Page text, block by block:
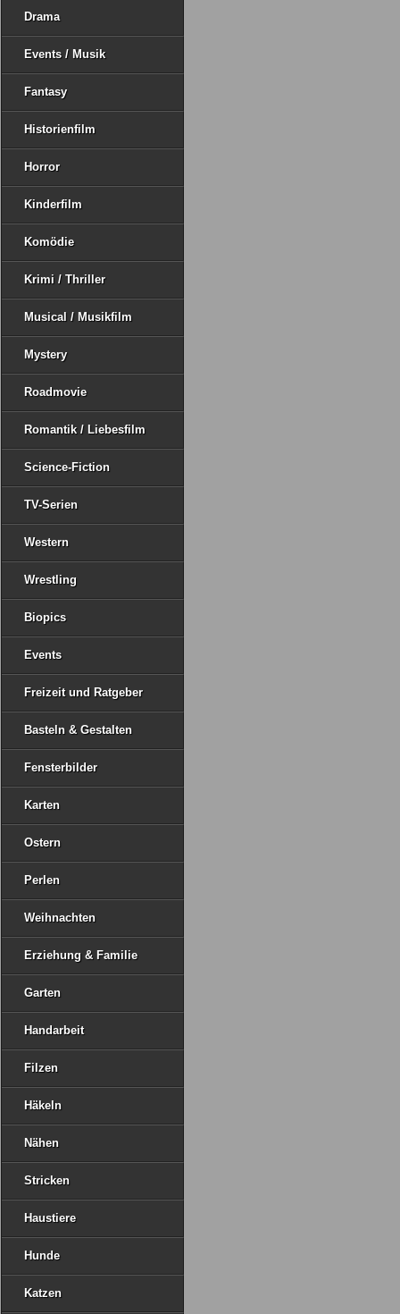
Drama
Events / Musik
Fantasy
Historienfilm
Horror
Kinderfilm
Komödie
Krimi / Thriller
Musical / Musikfilm
Mystery
Roadmovie
Romantik / Liebesfilm
Science-Fiction
TV-Serien
Western
Wrestling
Biopics
Events
Freizeit und Ratgeber
Basteln & Gestalten
Fensterbilder
Karten
Ostern
Perlen
Weihnachten
Erziehung & Familie
Garten
Handarbeit
Filzen
Häkeln
Nähen
Stricken
Haustiere
Hunde
Katzen